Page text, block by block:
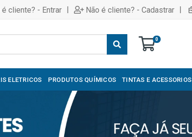
é cliente? - Entrar | Não é cliente? - Cadastrar |
0
ELETRICOS PRODUTOS QUÍMICOS TINTAS E ACESSORIOS